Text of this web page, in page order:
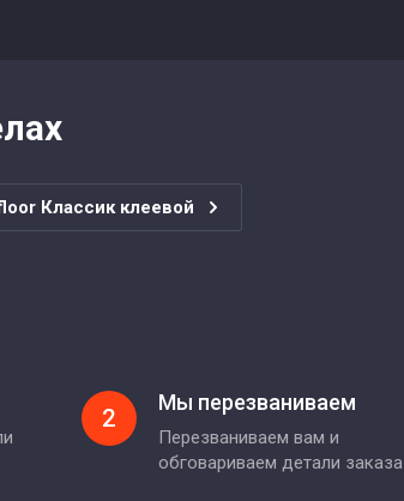
Классик клеевой
2
Мы перезваниваем
Перезваниваем вам и
обговариваем детали заказа